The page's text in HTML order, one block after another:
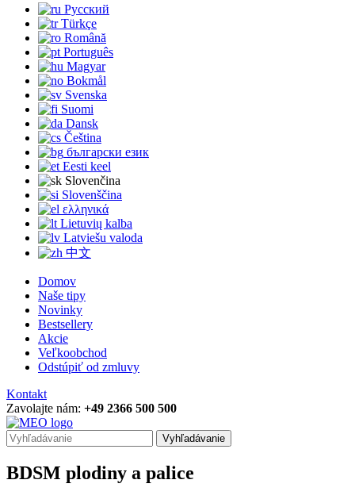
Русский
Türkçe
Română
Português
Magyar
Bokmål
Svenska
Suomi
Dansk
Čeština
български език
Eesti keel
Slovenčina
Slovenščina
ελληνικά
Lietuvių kalba
Latviešu valoda
中文
Domov
Naše tipy
Novinky
Bestsellery
Akcie
Veľkoobchod
Odstúpiť od zmluvy
Kontakt
Zavolajte nám: +49 2366 500 500
Vyhľadávanie
BDSM plodiny a palice